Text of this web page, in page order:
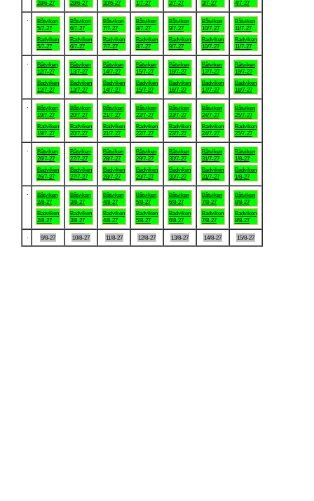
28/6-27
29/6-27
30/6-27
1/7-27
2/7-27
3/7-27
4/7-27
Båtviken
5/7-27
Badviken
5/7-27
Båtviken
6/7-27
Badviken
6/7-27
Båtviken
7/7-27
Badviken
7/7-27
Båtviken
8/7-27
Badviken
8/7-27
Båtviken
9/7-27
Badviken
9/7-27
Båtviken
10/7-27
Badviken
10/7-27
Båtviken
11/7-27
Badviken
11/7-27
Båtviken
12/7-27
Badviken
12/7-27
Båtviken
13/7-27
Badviken
13/7-27
Båtviken
14/7-27
Badviken
14/7-27
Båtviken
15/7-27
Badviken
15/7-27
Båtviken
16/7-27
Badviken
16/7-27
Båtviken
17/7-27
Badviken
17/7-27
Båtviken
18/7-27
Badviken
18/7-27
Båtviken
19/7-27
Badviken
19/7-27
Båtviken
20/7-27
Badviken
20/7-27
Båtviken
21/7-27
Badviken
21/7-27
Båtviken
22/7-27
Badviken
22/7-27
Båtviken
23/7-27
Badviken
23/7-27
Båtviken
24/7-27
Badviken
24/7-27
Båtviken
25/7-27
Badviken
25/7-27
Båtviken
26/7-27
Badviken
26/7-27
Båtviken
27/7-27
Badviken
27/7-27
Båtviken
28/7-27
Badviken
28/7-27
Båtviken
29/7-27
Badviken
29/7-27
Båtviken
30/7-27
Badviken
30/7-27
Båtviken
31/7-27
Badviken
31/7-27
Båtviken
1/8-27
Badviken
1/8-27
Båtviken
2/8-27
Badviken
2/8-27
Båtviken
3/8-27
Badviken
3/8-27
Båtviken
4/8-27
Badviken
4/8-27
Båtviken
5/8-27
Badviken
5/8-27
Båtviken
6/8-27
Badviken
6/8-27
Båtviken
7/8-27
Badviken
7/8-27
Båtviken
8/8-27
Badviken
8/8-27
9/8-27 10/8-27 11/8-27 12/8-27 13/8-27 14/8-27 15/8-27